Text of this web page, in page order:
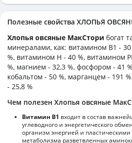
Полезные свойства ХЛОПЬЯ
Хлопья овсяные МакСтори богат
минералами, как: витамином B1 -
%, витамином H - 40 %, витамином
%, магнием - 32,3 %, фосфором - 41
кобальтом - 50 %, марганцем - 191
- 25,8 %
Чем полезен Хлопья овсяные
Витамин В1 входит в состав
углеводного и энергетического
организм энергией и
метаболизма разветвленных